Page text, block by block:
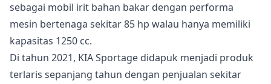
sebagai mobil irit bahan bakar dengan performa
mesin bertenaga sekitar 85 hp walau hanya memiliki
kapasitas 1250 cc.
Di tahun 2021, KIA Sportage didapuk menjadi produk
terlaris sepanjang tahun dengan penjualan sekitar